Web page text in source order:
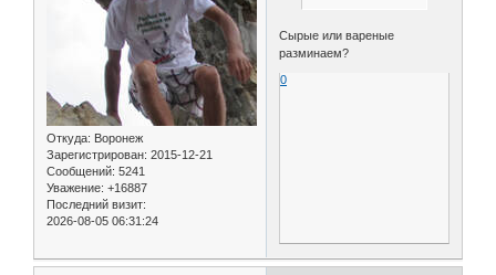
Откуда: Воронеж
Зарегистрирован: 2015-12-21
Сообщений: 5241
Уважение: +16887
Последний визит:
2026-08-05 06:31:24
Сырые или вареные
разминаем?
0